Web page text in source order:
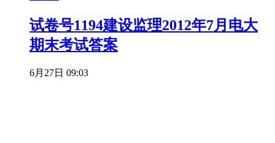
试卷号1194建设监理2012年7月电大
期末考试答案
6月27日 09:03